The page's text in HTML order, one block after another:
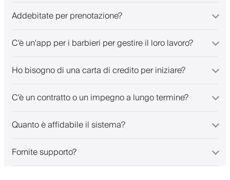
Addebitate per prenotazione?
C'è un'app per i barbieri per gestire il loro lavoro?
Ho bisogno di una carta di credito per iniziare?
C'è un contratto o un impegno a lungo termine?
Quanto è affidabile il sistema?
Fornite supporto?